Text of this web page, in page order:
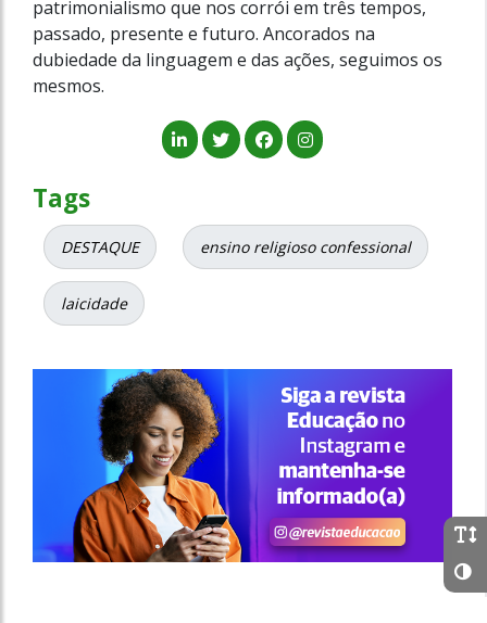
patrimonialismo que nos corrói em três tempos,
passado, presente e futuro. Ancorados na
dubiedade da linguagem e das ações, seguimos os
mesmos.
Tags
DESTAQUE ensino religioso confessional
laicidade